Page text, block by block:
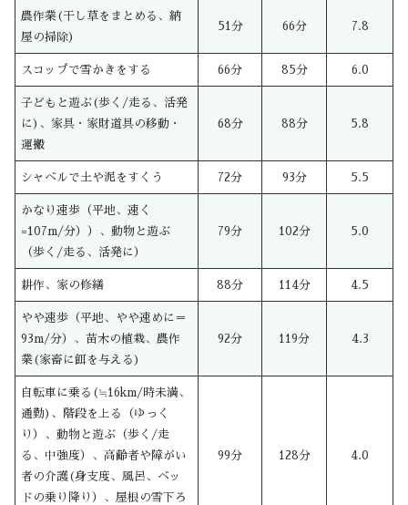
農作業(干し草をまとめる、納
屋の掃除)
51分 66分 7.8
スコップで雪かきをする 66分 85分 6.0
子どもと遊ぶ(歩く/走る、活発
に)、家具・家財道具の移動・
運搬
68分 88分 5.8
シャベルで土や泥をすくう 72分 93分 5.5
かなり速歩（平地、速く
=107m/分））、動物と遊ぶ
（歩く/走る、活発に）
79分 102分 5.0
耕作、家の修繕 88分 114分 4.5
やや速歩（平地、やや速めに＝
93m/分）、苗木の植栽、農作
業(家畜に餌を与える)
92分 119分 4.3
自転車に乗る(≒16km/時未満、
通勤)、階段を上る（ゆっく
り）、動物と遊ぶ（歩く/走
る、中強度）、高齢者や障がい
者の介護(身支度、風呂、ベッ
ドの乗り降り）、屋根の雪下ろ
99分 128分 4.0